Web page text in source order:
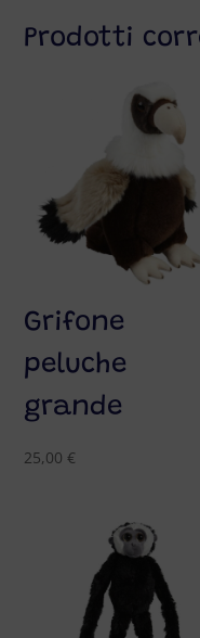
Prodotti
Grifone
peluche
grande
25,00€